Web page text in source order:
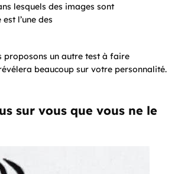
lesquels des images sont
l’une des
proposons un autre test à faire
beaucoup sur votre personnalité.
sur vous que vous ne le